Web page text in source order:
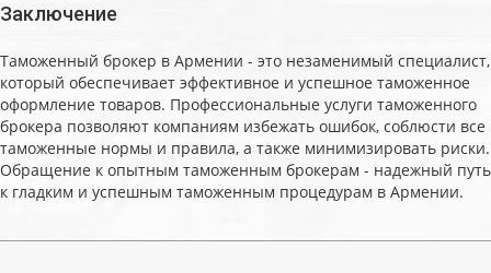
Заключение
Таможенный брокер в Армении - это незаменимый специалист,
который обеспечивает эффективное и успешное таможенное
оформление товаров. Профессиональные услуги таможенного
брокера позволяют компаниям избежать ошибок, соблюсти все
таможенные нормы и правила, а также минимизировать риски.
Обращение к опытным таможенным брокерам - надежный путь
к гладким и успешным таможенным процедурам в Армении.